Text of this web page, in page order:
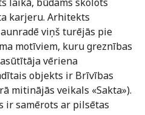
karjeru. Arhitekts
viņš turējās pie
motīviem, kuru greznības
vēriena
objekts ir Brīvības
mitinājās veikals «Sakta»).
ir samērots ar pilsētas